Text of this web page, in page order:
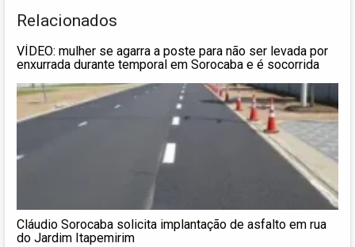
Relacionados
VÍDEO: mulher se agarra a poste para não ser levada por
enxurrada durante temporal em Sorocaba e é socorrida
Cláudio Sorocaba solicita implantação de asfalto em rua
do Jardim Itapemirim